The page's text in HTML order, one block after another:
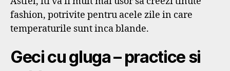
fashion, potrivite pentru acele zile in care
temperaturile sunt inca blande.
Geci cu gluga – practice si